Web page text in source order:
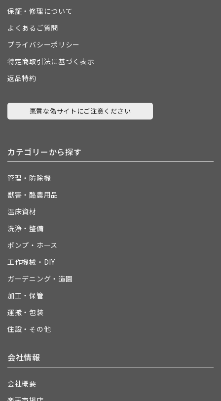
保証・修理について
よくあるご質問
プライバシーポリシー
特定商取引法に基づく表示
返品特約
悪質な偽サイトにご注意ください
カテゴリーから探す
管理・防除機
獣害・酪農用品
温床資材
洗浄・整備
ポンプ・ホース
工作機械・DIY
ガーデニング・造園
加工・保管
運搬・包装
住設・その他
会社情報
会社概要